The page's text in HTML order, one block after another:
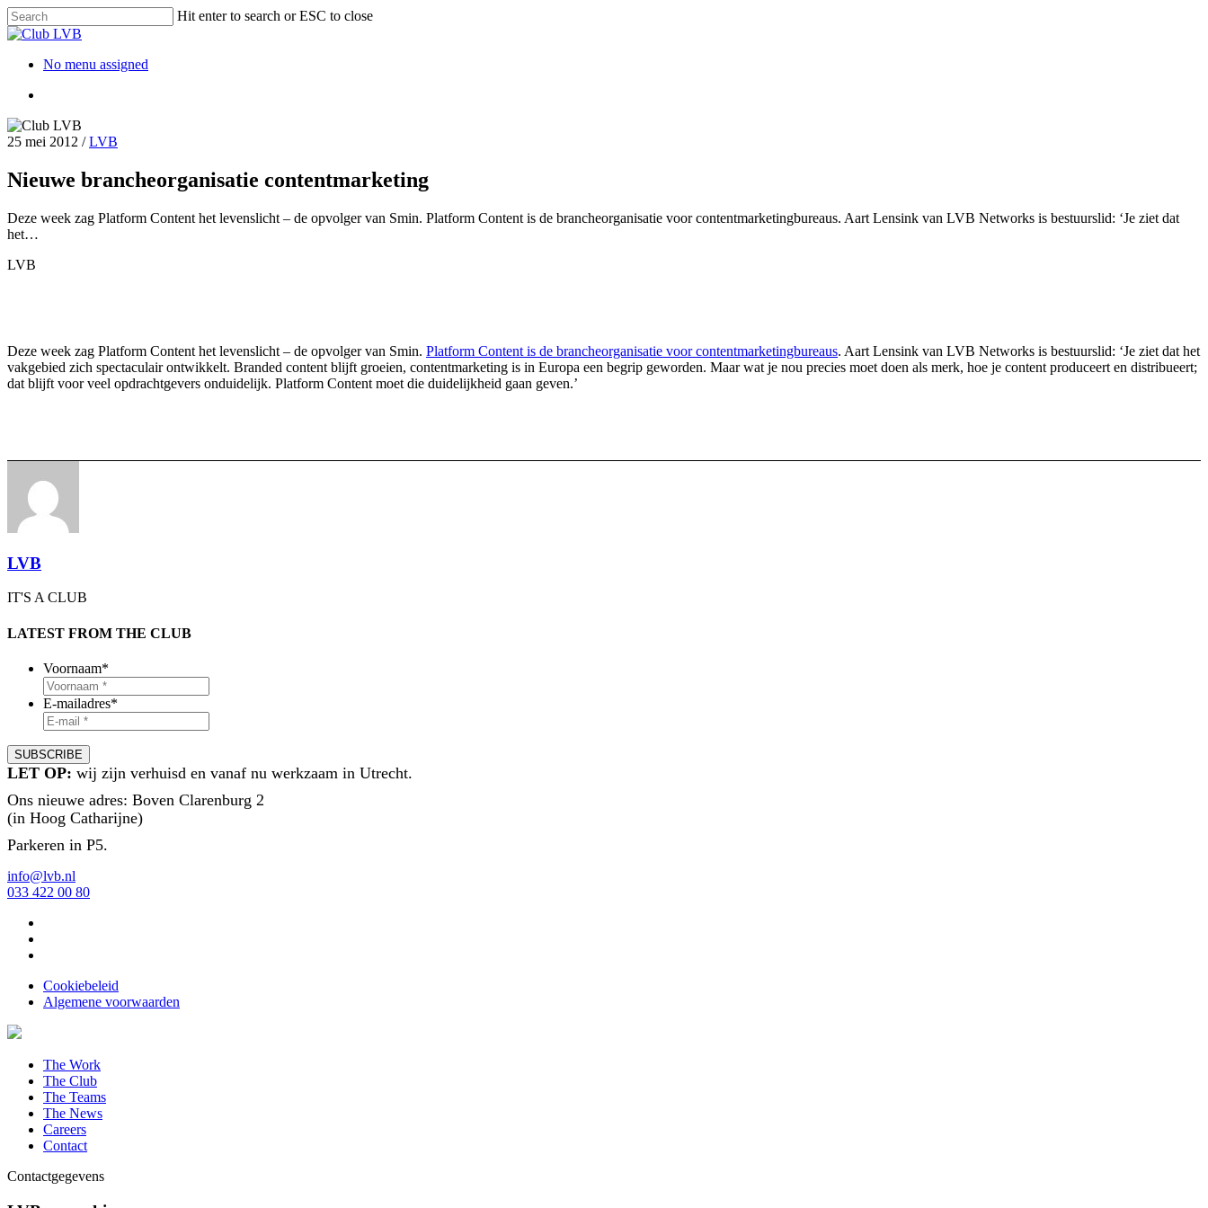
Hit enter to search or ESC to close
No menu assigned
25 mei 2012 /LVB
Nieuwe brancheorganisatie contentmarketing
Deze week zag Platform Content het levenslicht – de opvolger van Smin. Platform Content is de brancheorganisatie voor contentmarketingbureaus. Aart Lensink van LVB Networks is bestuurslid: ‘Je ziet dat
het…
LVB
Deze week zag Platform Content het levenslicht – de opvolger van Smin. Platform Content is de brancheorganisatie voor contentmarketingbureaus. Aart Lensink van LVB Networks is bestuurslid: ‘Je ziet dat het
vakgebied zich spectaculair ontwikkelt. Branded content blijft groeien, contentmarketing is in Europa een begrip geworden. Maar wat je nou precies moet doen als merk, hoe je content produceert en distribueert;
dat blijft voor veel opdrachtgevers onduidelijk. Platform Content moet die duidelijkheid gaan geven.’
LVB
IT'S A CLUB
LATEST FROM THE CLUB
Voornaam*
E-mailadres*
LET OP: wij zijn verhuisd en vanaf nu werkzaam in Utrecht.
Ons nieuwe adres: Boven Clarenburg 2
(in Hoog Catharijne)
Parkeren in P5.
info@lvb.nl
033 422 00 80
Cookiebeleid
Algemene voorwaarden
The Work
The Club
The Teams
The News
Careers
Contact
Contactgegevens